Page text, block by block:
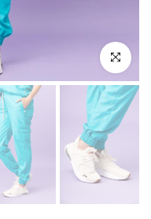
Click zoom